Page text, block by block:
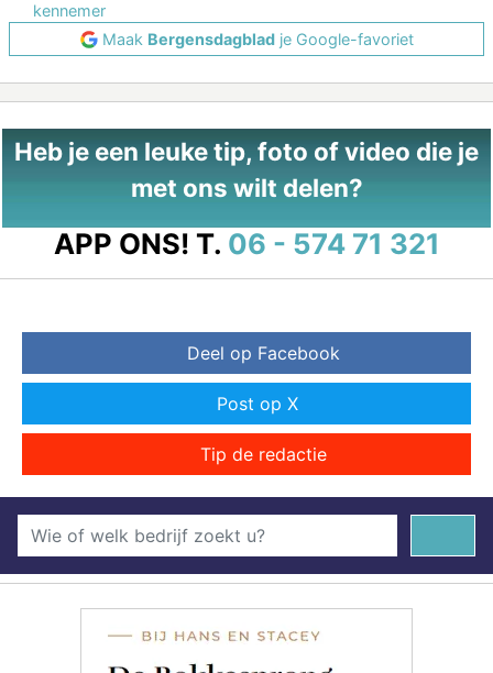
kennemer
Maak Bergensdagbladje Google-favoriet
Heb je een leuke tip, foto of video die je
met ons wilt delen?
APP ONS! T. 06 - 574 71 321
Deel op Facebook
Post op X
Tip de redactie